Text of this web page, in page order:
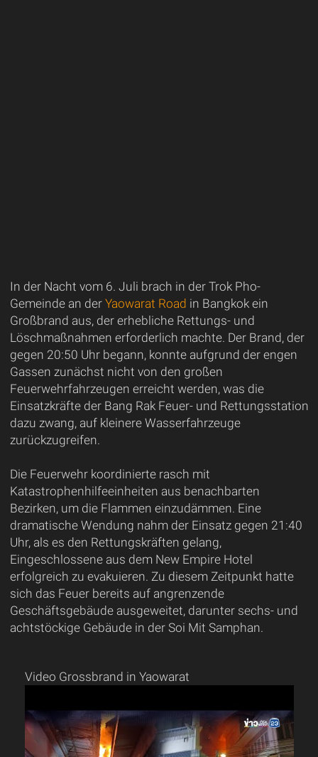
In der Nacht vom 6. Juli brach in der Trok Pho-
Gemeinde an der Yaowarat Road in Bangkok ein
Großbrand aus, der erhebliche Rettungs- und
Löschmaßnahmen erforderlich machte. Der Brand, der
gegen 20:50 Uhr begann, konnte aufgrund der engen
Gassen zunächst nicht von den großen
Feuerwehrfahrzeugen erreicht werden, was die
Einsatzkräfte der Bang Rak Feuer- und Rettungsstation
dazu zwang, auf kleinere Wasserfahrzeuge
zurückzugreifen.
Die Feuerwehr koordinierte rasch mit
Katastrophenhilfeeinheiten aus benachbarten
Bezirken, um die Flammen einzudämmen. Eine
dramatische Wendung nahm der Einsatz gegen 21:40
Uhr, als es den Rettungskräften gelang,
Eingeschlossene aus dem New Empire Hotel
erfolgreich zu evakuieren. Zu diesem Zeitpunkt hatte
sich das Feuer bereits auf angrenzende
Geschäftsgebäude ausgeweitet, darunter sechs- und
achtstöckige Gebäude in der Soi Mit Samphan.
Video Grossbrand in Yaowarat